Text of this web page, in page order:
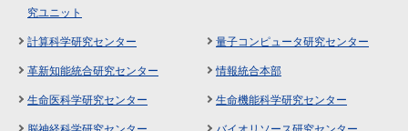
究ユニット
計算科学研究センター 量子コンピュータ研究センター
革新知能統合研究センター 情報統合本部
生命医科学研究センター 生命機能科学研究センター